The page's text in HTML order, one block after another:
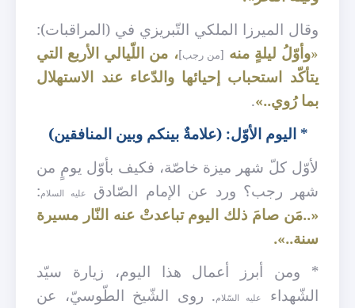
وقال الميرزا الملكي التّبريزي في (المراقبات):
«وأوّلُ ليلةٍ منه [من رجب]، من اللّيالي الأربع التي
يتأكّد استحباب إحيائها والدّعاء عند الاستهلال
بما رُوي..».
*اليوم الأوّل: (علامةٌ بينكم وبين المنافقين)
لأوّل كلّ شهر ميزة خاصّة، فكيف بأوّل يومٍ من
شهر رجب؟ ورد عن الإمام الصّادق عليه السلام:
«..مَن صامَ ذلك اليوم تباعدتْ عنه النّار مسيرة
سنة..».
* ومن أبرز أعمال هذا اليوم، زيارة سيّد
الشّهداء
عليه السّلام. روى الشّيخ الطّوسيّ، عن